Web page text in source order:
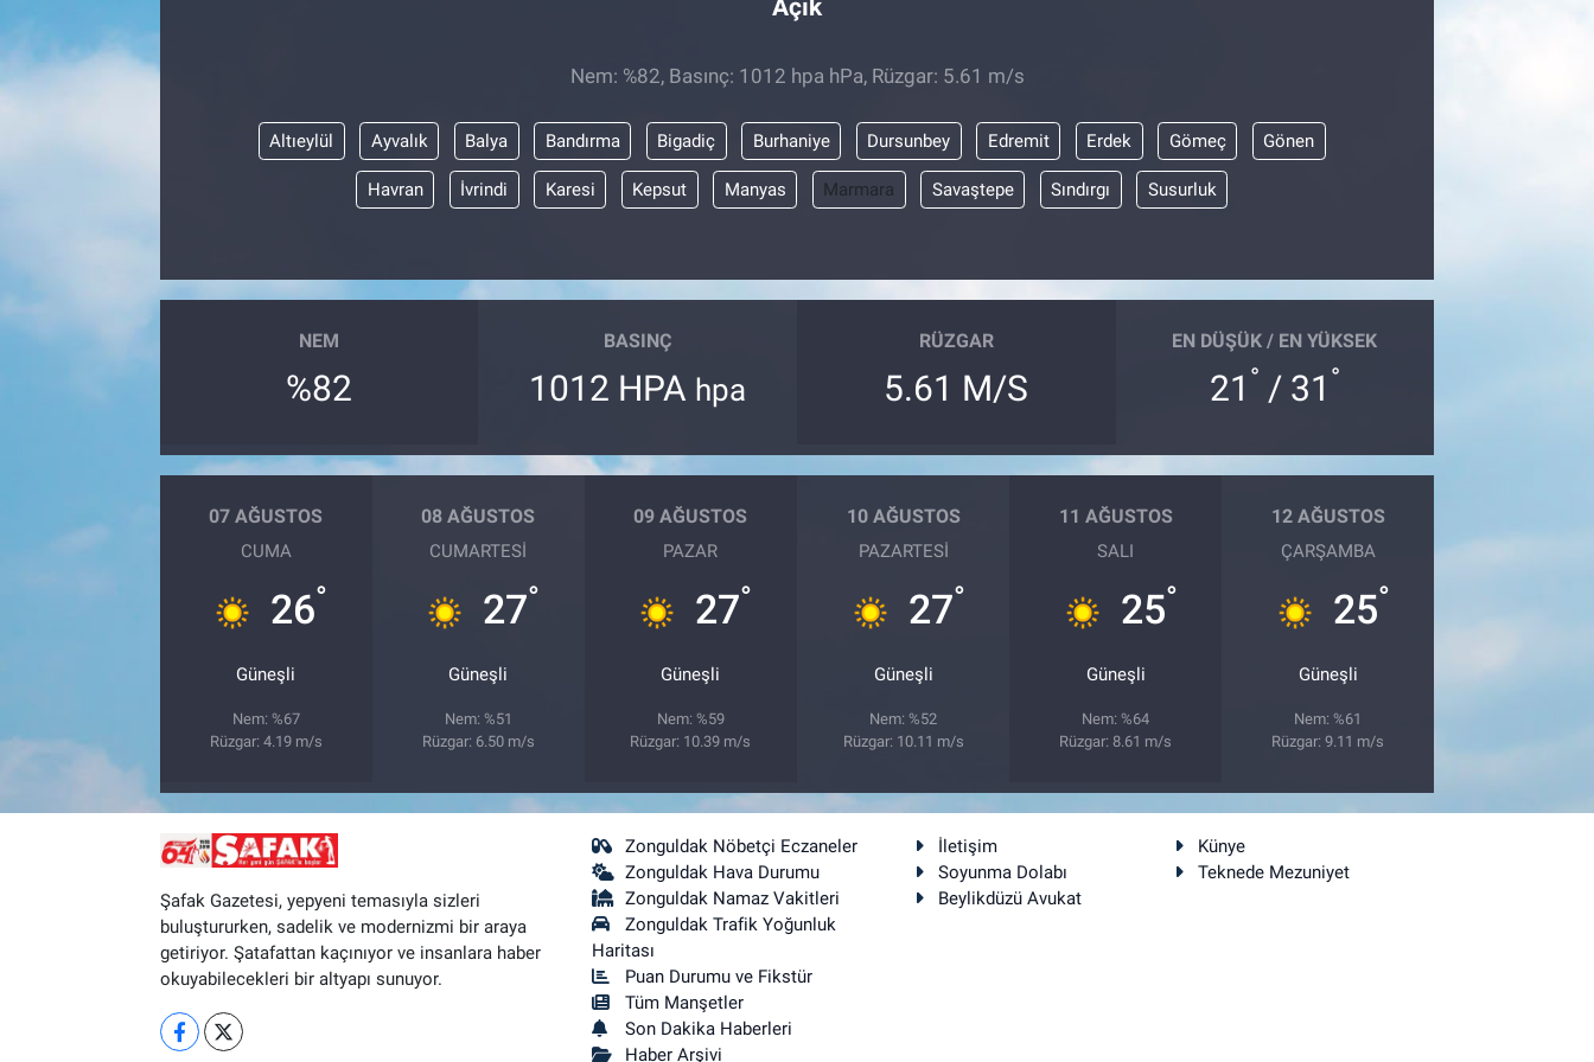
Açık
Nem: %82, Basınç: 1012 hpa hPa, Rüzgar: 5.61 m/s
Altıeylül Ayvalık Balya Bandırma Bigadiç Burhaniye Dursunbey Edremit Erdek Gömeç Gönen
Havran İvrindi Karesi Kepsut Manyas Marmara Savaştepe Sındırgı Susurluk
NEM
%82
BASINÇ
1012 HPA hpa
RÜZGAR
5.61 M/S
EN DÜŞÜK / EN YÜKSEK
21 ° / 31 °
07 AĞUSTOS
CUMA
26°
Güneşli
Nem: %67
Rüzgar: 4.19 m/s
08 AĞUSTOS
CUMARTESI
27°
Güneşli
Nem: %51
Rüzgar: 6.50 m/s
09 AĞUSTOS
PAZAR
27°
Güneşli
Nem: %59
Rüzgar: 10.39 m/s
10 AĞUSTOS
PAZARTESI
27°
Güneşli
Nem: %52
Rüzgar: 10.11 m/s
11 AĞUSTOS
SALI
25°
Güneşli
Nem: %64
Rüzgar: 8.61 m/s
12 AĞUSTOS
ÇARŞAMBA
25°
Güneşli
Nem: %61
Rüzgar: 9.11 m/s
Şafak Gazetesi, yepyeni temasıyla sizleri
buluştururken, sadelik ve modernizmi bir araya
getiriyor. Şatafattan kaçınıyor ve insanlara haber
okuyabilecekleri bir altyapı sunuyor.
Zonguldak Nöbetçi Eczaneler
Zonguldak Hava Durumu
Zonguldak Namaz Vakitleri
Zonguldak Trafik Yoğunluk
Haritası
Puan Durumu ve Fikstür
Tüm Manşetler
Son Dakika Haberleri
Haber Arşivi
İletişim
Künye
Soyunma Dolabı
Teknede Mezuniyet
Beylikdüzü Avukat